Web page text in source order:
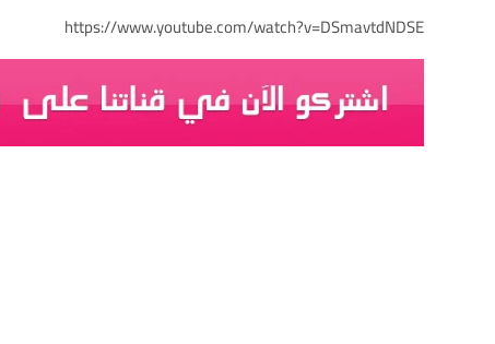
https://www.youtube.com/watch?v=DSmavtdNDSE